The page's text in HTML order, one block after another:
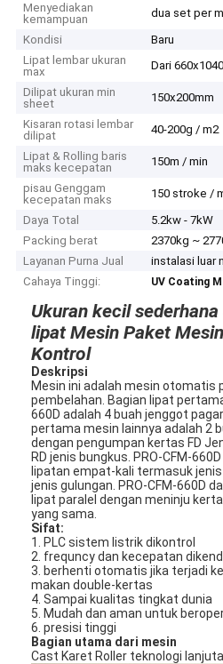
Menyediakan
kemampuan
dua set per
Kondisi
Baru
Lipat lembar ukuran
max
Dari
Dilipat ukuran min
sheet
150x200mm
Kisaran rotasi lembar
dilipat
40-200g / m2
Lipat & Rolling baris
maks kecepatan
150m / min
pisau Genggam
kecepatan maks
150 stroke /
Daya Total
5.2kw - 7kW
Packing berat
2370kg ~
Layanan Purna Jual
instalasi luar
Cahaya Tinggi:
UV Coating
Ukuran kecil
lipat Mesin Paket
Kontrol
Deskripsi
Mesin ini adalah mesin otomatis
pembelahan. Bagian lipat
660D adalah 4 buah jenggot
pertama mesin lainnya adalah 2
dengan pengumpan kertas FD
RD jenis bungkus. PRO-CFM-
lipatan empat-kali termasuk
jenis gulungan. PRO-CFM-660D
lipat paralel dengan meninju
yang sama.
Sifat:
1. PLC sistem listrik dikontrol
2. frequncy dan kecepatan
3. berhenti otomatis jika terjadi
makan double-kertas
4. Sampai kualitas tingkat dunia
5. Mudah dan aman untuk
6. presisi tinggi
Bagian utama dari mesin
Cast Karet Roller teknologi